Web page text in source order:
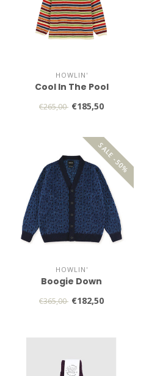
HOWLIN'
Cool In The Pool
€265,00 €185,50
SALE -50%
HOWLIN'
Boogie Down
€365,00 €182,50